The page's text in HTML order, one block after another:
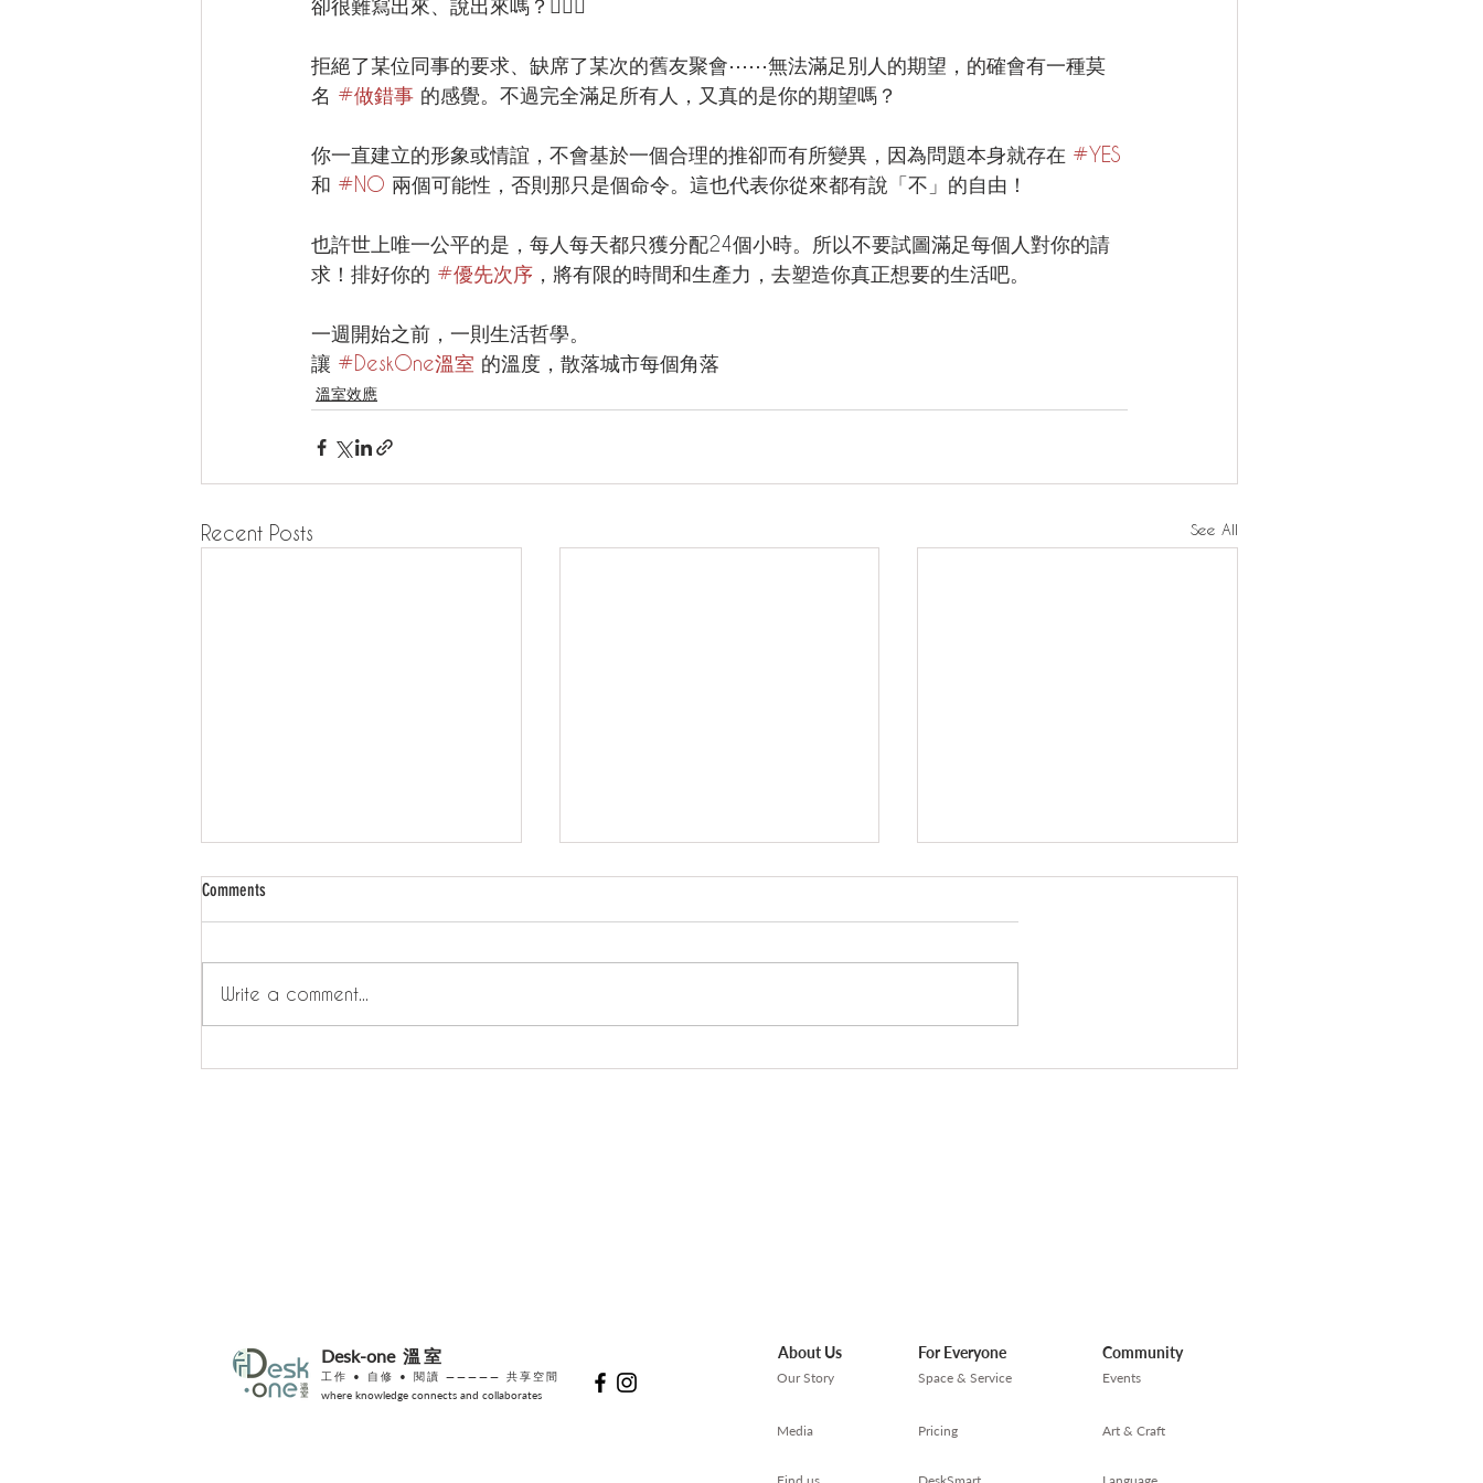
卻很難寫出來、說出來嗎？🙅🏻‍♂️
拒絕了某位同事的要求、缺席了某次的舊友聚會⋯⋯無法滿足別人的期望，的確會有一種莫
名 #做錯事 的感覺。不過完全滿足所有人，又真的是你的期望嗎？
你一直建立的形象或情誼，不會基於一個合理的推卻而有所變異，因為問題本身就存在 #YES
和 #NO 兩個可能性，否則那只是個命令。這也代表你從來都有說「不」的自由！
也許世上唯一公平的是，每人每天都只獲分配24個小時。所以不要試圖滿足每個人對你的請
求！排好你的 #優先次序 ，將有限的時間和生產力，去塑造你真正想要的生活吧。
一週開始之前，一則生活哲學。
讓 #DeskOne溫室 的溫度，散落城市每個角落
溫室效應
Recent Posts See All
Comments
Write a comment...
Desk-one溫室
工作 • 自修
• 閱讀 ————— 共享空間
where knowledge connects and collaborates
About Us
Our Story
Media
For Everyone
Space & Service
Pricing
Community
Events
Art & Craft